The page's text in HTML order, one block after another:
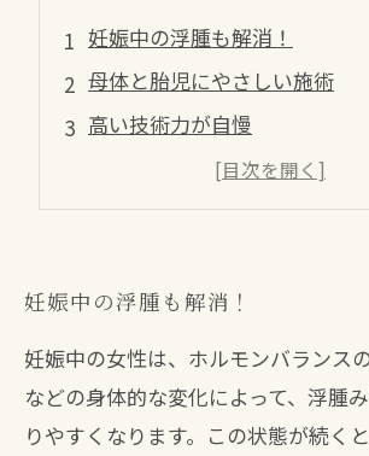
妊娠中の浮腫も解消！
母体と胎児にやさしい施術
高い技術力が自慢
ママの肩こりや腰痛にも対応
豊富な知識と経験がある専門
妊娠中の浮腫も解消！
妊娠中の女性は、ホルモンバランス
などの身体的な変化によって、浮腫
りやすくなります。この状態が続く